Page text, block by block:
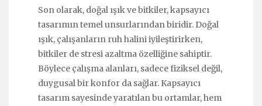
Son olarak, doğal ışık ve bitkiler, kapsayıcı
tasarımın temel unsurlarından biridir. Doğal
ışık, çalışanların ruh halini iyileştirirken,
bitkiler de stresi azaltma özelliğine sahiptir.
Böylece çalışma alanları, sadece fiziksel değil,
duygusal bir konfor da sağlar. Kapsayıcı
tasarım sayesinde yaratılan bu ortamlar, hem